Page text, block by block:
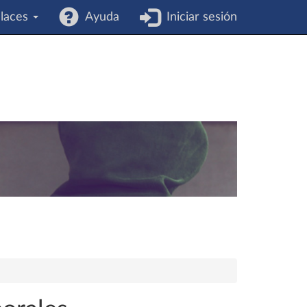
Ayuda Iniciar sesión